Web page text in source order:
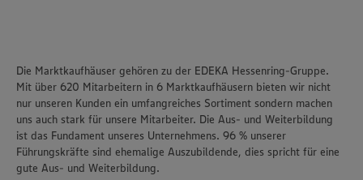
Die Marktkaufhäuser gehören zu der EDEKA Hessenring-Gruppe.
Mit über 620 Mitarbeitern in 6 Marktkaufhäusern bieten wir nicht
nur unseren Kunden ein umfangreiches Sortiment sondern machen
uns auch stark für unsere Mitarbeiter. Die Aus- und Weiterbildung
ist das Fundament unseres Unternehmens. 96 % unserer
Führungskräfte sind ehemalige Auszubildende, dies spricht für eine
gute Aus- und Weiterbildung.